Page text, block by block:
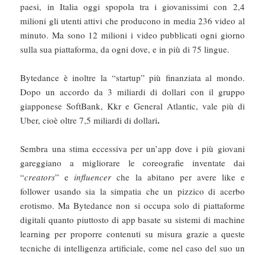
paesi, in Italia oggi spopola tra i giovanissimi con 2,4
milioni gli utenti attivi che producono in media 236 video al
minuto. Ma sono 12 milioni i video pubblicati ogni giorno
sulla sua piattaforma, da ogni dove, e in più di 75 lingue.
Bytedance è inoltre la “startup” più finanziata al mondo.
Dopo un accordo da 3 miliardi di dollari con il gruppo
giapponese SoftBank, Kkr e General Atlantic, vale più di
Uber, cioè oltre 7,5 miliardi di dollari.
Sembra una stima eccessiva per un’app dove i più giovani
gareggiano a migliorare le coreografie inventate dai
“creators” e influencer che la abitano per avere like e
follower usando sia la simpatia che un pizzico di acerbo
erotismo. Ma Bytedance non si occupa solo di piattaforme
digitali quanto piuttosto di app basate su sistemi di machine
learning per proporre contenuti su misura grazie a queste
tecniche di intelligenza artificiale, come nel caso del suo un